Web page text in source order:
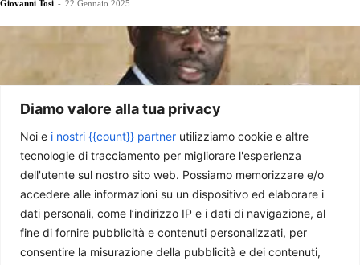
Diamo valore alla tua privacy
Noi e i nostri {{count}} partner utilizziamo cookie e altre
tecnologie di tracciamento per migliorare l'esperienza
dell'utente sul nostro sito web. Possiamo memorizzare e/o
accedere alle informazioni su un dispositivo ed elaborare i
dati personali, come l’indirizzo IP e i dati di navigazione, al
fine di fornire pubblicità e contenuti personalizzati, per
consentire la misurazione della pubblicità e dei contenuti,
Giovanni Tosi - 22 Gennaio 2025
È arrivato George Weah!
Caterina Pucci - 29 Dicembre 2017